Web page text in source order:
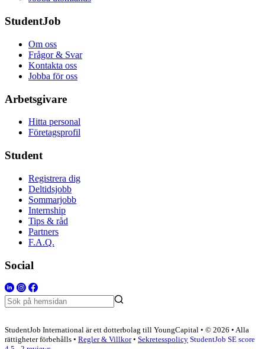
StudentJob
Om oss
Frågor & Svar
Kontakta oss
Jobba för oss
Arbetsgivare
Hitta personal
Företagsprofil
Student
Registrera dig
Deltidsjobb
Sommarjobb
Internship
Tips & råd
Partners
F.A.Q.
Social
StudentJob International är ett dotterbolag till YoungCapital • © 2026 • Alla
rättigheter förbehålls • Regler & Villkor• Sekretesspolicy StudentJob SE score